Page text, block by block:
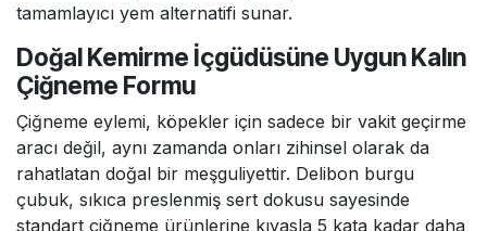
tamamlayıcı yem alternatifi sunar.
Doğal Kemirme İçgüdüsüne Uygun Kalın
Çiğneme Formu
Çiğneme eylemi, köpekler için sadece bir vakit geçirme
aracı değil, aynı zamanda onları zihinsel olarak da
rahatlatan doğal bir meşguliyettir. Delibon burgu
çubuk, sıkıca preslenmiş sert dokusu sayesinde
standart çiğneme ürünlerine kıyasla 5 kata kadar daha